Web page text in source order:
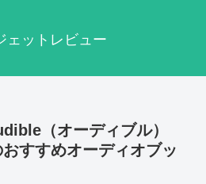
ェットレビュー
（オーディブル）
すすめオーディオブッ